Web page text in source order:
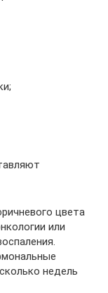
цвета
или
недель